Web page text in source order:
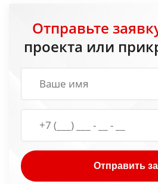
Отправьте
проекта или
Отправить